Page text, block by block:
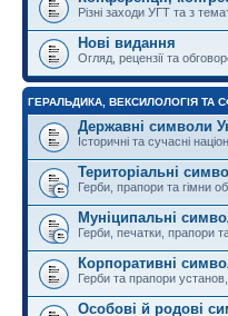
Різні заходи УГТ та з
Нові видання
Огляд, рецензії та
ГЕРАЛЬДИКА, ВЕКСИЛОЛОГІЯ ТА
Державні символи
Історичні та сучасні
Територіальні
Герби, прапори та гімни
Муніципальні
Герби, печатки, прапори
Корпоративні
Герби та прапори
Особові й родові